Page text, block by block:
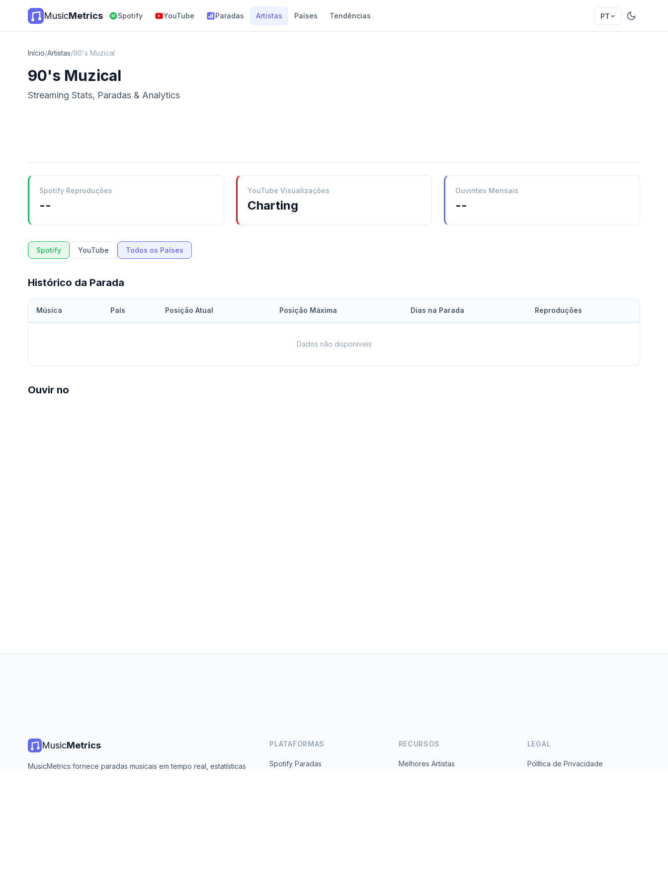
MusicMetrics Spotify YouTube Paradas Artistas Países Tendências PT
Início/Artistas/90's Muzical
90's Muzical
Streaming Stats, Paradas & Analytics
Spotify Reproduções
--
YouTube Visualizações
Charting
Ouvintes Mensais
--
Spotify YouTube Todos os Países
Histórico da Parada
Música País Posição Atual Posição Máxima Dias na Parada Reproduções
Dados não disponíveis
Ouvir no
MusicMetrics
MusicMetrics fornece paradas musicais em tempo real, estatísticas
PLATAFORMAS
Spotify Paradas
RECURSOS
Melhores Artistas
LEGAL
Política de Privacidade